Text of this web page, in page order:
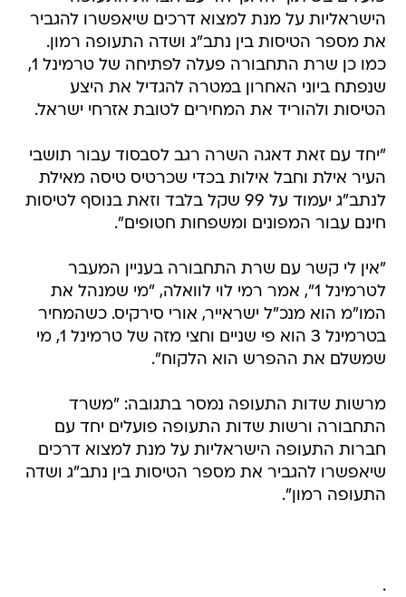
הישראליות על מנת למצוא דרכים שיאפשרו להגביר
את מספר הטיסות בין נתב"ג ושדה התעופה רמון.
כמו כן שרת התחבורה פעלה לפתיחה של טרמינל 1,
שנפתח ביוני האחרון במטרה להגדיל את היצע
הטיסות ולהוריד את המחירים לטובת אזרחי ישראל.
"יחד עם זאת דאגה השרה רגב לסבסוד עבור תושבי
העיר אילת וחבל אילות בכדי שכרטיס טיסה מאילת
לנתב"ג יעמוד על 99 שקל בלבד וזאת בנוסף לטיסות
חינם עבור המפונים ומשפחות חטופים".
"אין לי קשר עם שרת התחבורה בעניין המעבר
לטרמינל 1", אמר רמי לוי לוואלה, "מי שמנהל את
המו"מ הוא מנכ"ל ישראייר, אורי סירקיס. כשהמחיר
בטרמינל 3 הוא פי שניים וחצי מזה של טרמינל 1, מי
שמשלם את ההפרש הוא הלקוח".
מרשות שדות התעופה נמסר בתגובה: "משרד
התחבורה ורשות שדות התעופה פועלים יחד עם
חברות התעופה הישראליות על מנת למצוא דרכים
שיאפשרו להגביר את מספר הטיסות בין נתב"ג ושדה
התעופה רמון".
.